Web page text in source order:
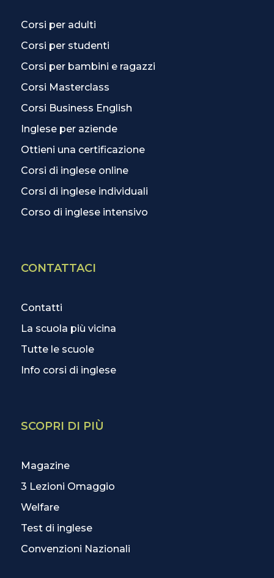
Corsi per adulti
Corsi per studenti
Corsi per bambini e ragazzi
Corsi Masterclass
Corsi Business English
Inglese per aziende
Ottieni una certificazione
Corsi di inglese online
Corsi di inglese individuali
Corso di inglese intensivo
CONTATTACI
Contatti
La scuola più vicina
Tutte le scuole
Info corsi di inglese
SCOPRI DI PIÙ
Magazine
3 Lezioni Omaggio
Welfare
Test di inglese
Convenzioni Nazionali